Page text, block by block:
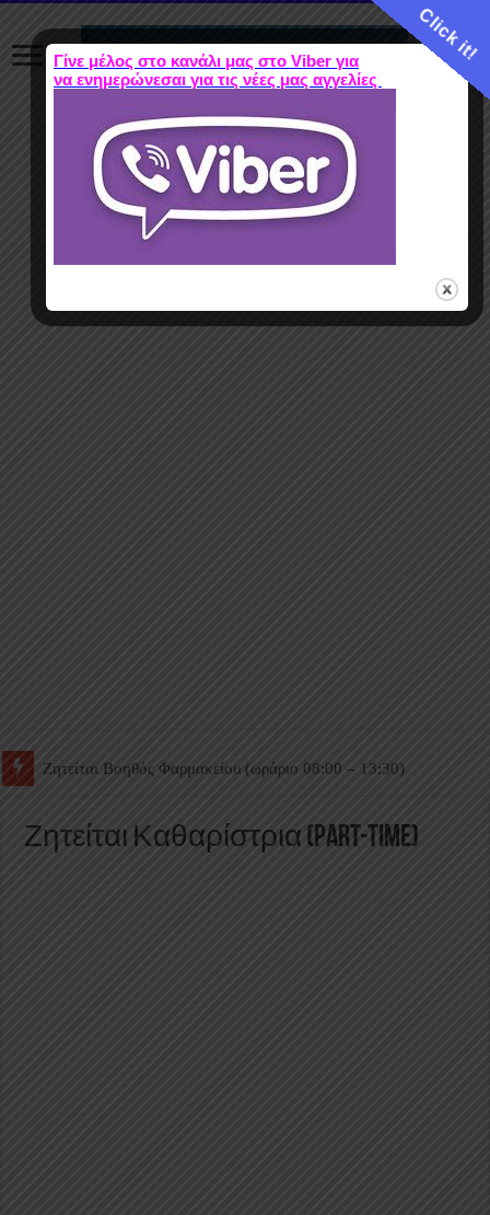
Ζητείται Βοηθός Θαλάμου
Ζητείται Καθαρίστρια (part-time)
Click it!
Γίνε μέλος στο κανάλι μας στο Viber για
να ενημερώνεσαι για τις νέες μας αγγελίες